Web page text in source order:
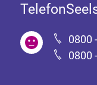
0800
0800